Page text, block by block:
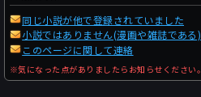
同じ小説が他で登録されていました
小説ではありません(漫画や雑誌である)
このページに関して連絡
※気になった点がありましたらお知らせください。